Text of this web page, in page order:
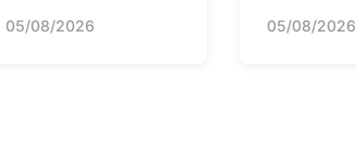
05/08/2026 05/08/2026